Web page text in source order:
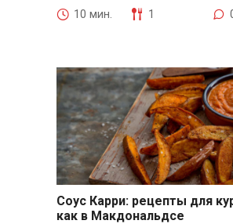
10 мин. 1
Соус Карри: рецепты для
как в Макдональдсе